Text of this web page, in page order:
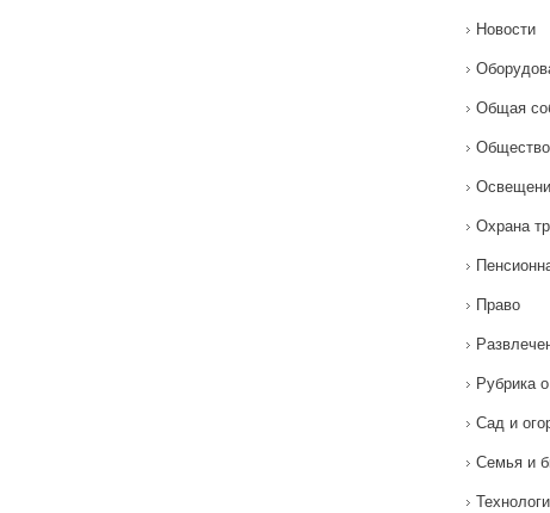
Новости
Общая
Общество
Охрана
Право
Рубрика
Сад и
Семья и